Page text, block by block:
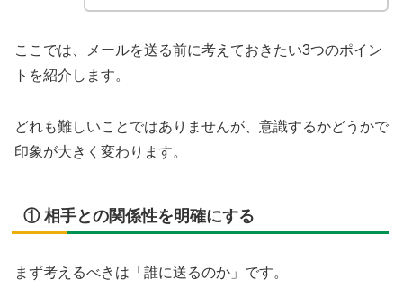
ここでは、メールを送る前に考えておきたい3つのポイン
トを紹介します。
どれも難しいことではありませんが、意識するかどうかで
印象が大きく変わります。
① 相手との関係性を明確にする
まず考えるべきは「誰に送るのか」です。